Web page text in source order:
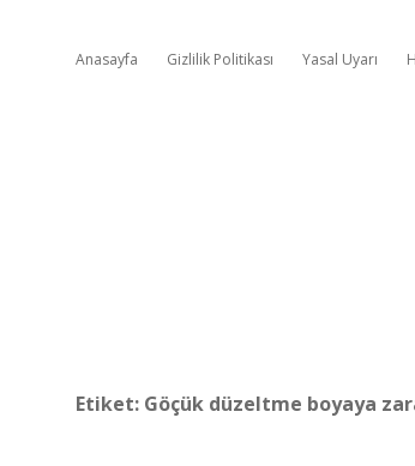
Anasayfa Gizlilik Politikası Yasal Uyarı
Etiket: Göçük düzeltme boyaya